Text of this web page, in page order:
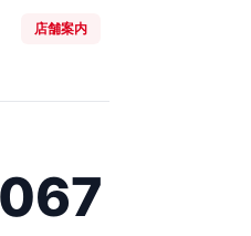
店舗案内